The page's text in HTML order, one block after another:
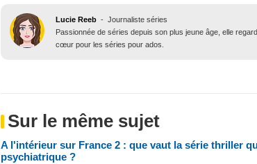
Lucie Reeb - Journaliste séries
Passionnée de séries depuis son plus jeune âge, elle
cœur pour les séries pour ados.
Sur le même sujet
A l'intérieur sur France 2 : que vaut la série thriller
psychiatrique ?